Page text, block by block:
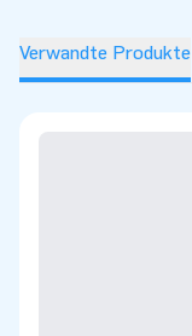
Verwandte Produkte